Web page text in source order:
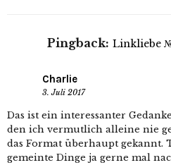
Pingback: Linkliebe
Charlie
3. Juli 2017
Das ist ein interessanter
den ich vermutlich alleine nie
das Format überhaupt gekannt.
gemeinte Dinge ja gerne mal